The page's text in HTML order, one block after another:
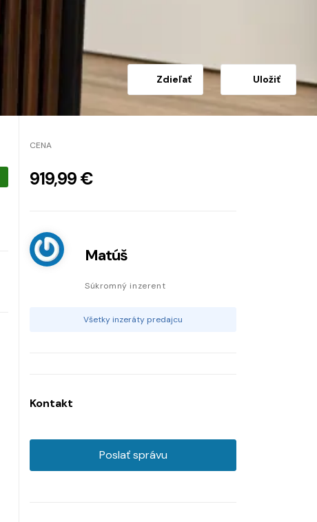
Zdieľať Uložiť
CENA
919,99 €
Matúš
Súkromný inzerent
Všetky inzeráty predajcu
Kontakt
Poslať správu